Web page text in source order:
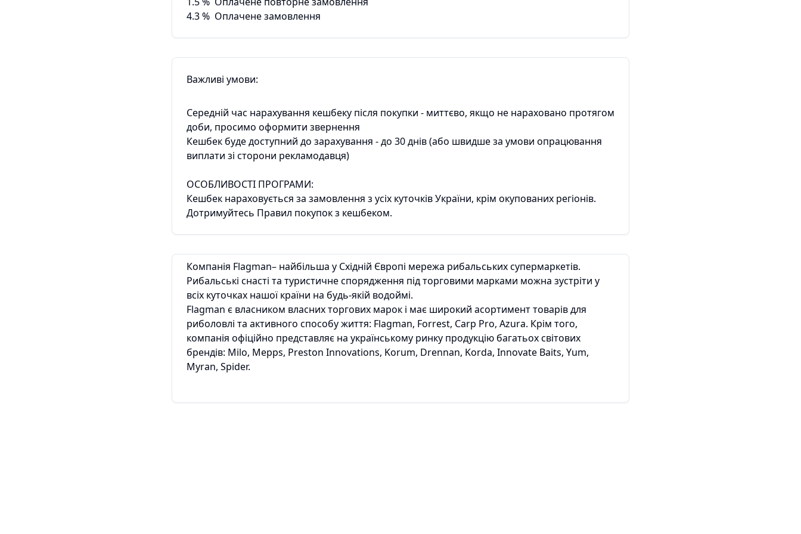
4.3% Оплачене замовлення
Важливі умови:
Середній час нарахування кешбеку після покупки - миттєво, якщо не нараховано протягом
доби, просимо оформити звернення
Кешбек буде доступний до зарахування - до 30 днів (або швидше за умови опрацювання
виплати зі сторони рекламодавця)
ОСОБЛИВОСТІ ПРОГРАМИ:
Кешбек нараховується за замовлення з усіх куточків України, крім окупованих регіонів.
Дотримуйтесь Правил покупок з кешбеком.
Компанія Flagman– найбільша у Східній Європі мережа рибальських супермаркетів.
Рибальські снасті та туристичне спорядження під торговими марками можна зустріти у
всіх куточках нашої країни на будь-якій водоймі.
Flagman є власником власних торгових марок і має широкий асортимент товарів для
риболовлі та активного способу життя: Flagman, Forrest, Carp Pro, Azura. Крім того,
компанія офіційно представляє на українському ринку продукцію багатьох світових
брендів: Milo, Mepps, Preston Innovations, Korum, Drennan, Korda, Innovate Baits, Yum,
Myran, Spider.